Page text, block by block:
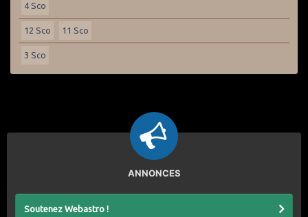
4 Sco
12 Sco 11 Sco
3 Sco
ANNONCES
Soutenez Webastro !